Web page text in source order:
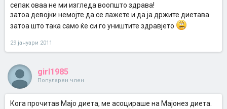
сепак оваа не ми изгледа воопшто здрава!
затоа девојки немојте да се лажете и да ја држите диетава
затоа што така само ќе си го уништите здравјето
29 јануари 2011
girl1985
Популарен член
Кога прочитав Мајо диета, ме асоцираше на Мајонез диета.